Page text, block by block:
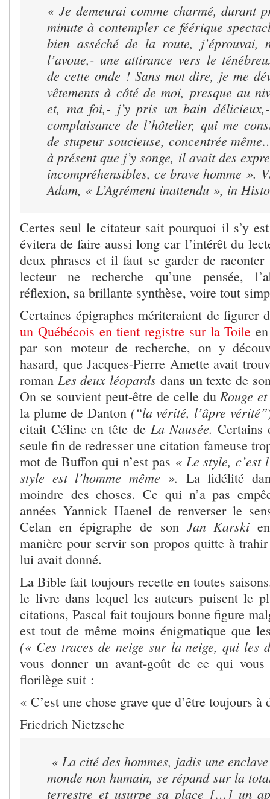
« Je demeurai comme charmé, durant
minute à contempler ce féérique
bien asséché de la route, j’éprouvai,
l’avoue,- une attirance vers le
de cette onde ! Sans mot dire, je me
vêtements à côté de moi, presque au
et, ma foi,- j’y pris un bain
complaisance de l’hôtelier, qui me
de stupeur soucieuse, concentrée
à présent que j’y songe, il avait des
incompréhensibles, ce brave homme ».
Adam, « L’Agrément inattendu », in
Certes seul le citateur sait pourquoi il s’y
évitera de faire aussi long car l’intérêt du
deux phrases et il faut se garder de
lecteur ne recherche qu’une pensée,
réflexion, sa brillante synthèse, voire tout
Certaines épigraphes mériteraient de figurer
un Québécois en tient registre sur la Toile
par son moteur de recherche, on y
hasard, que Jacques-Pierre Amette avait
roman Les deux léopards dans un texte de
On se souvient peut-être de celle duRouge
la plume de Danton (“la vérité, l’âpre vérité”
citait Céline en tête de La Nausée. Certains
seule fin de redresser une citation fameuse
mot de Buffon qui n’est pas « Le style, c’est
style est l’homme même ». La fidélité
moindre des choses. Ce qui n’a pas
années Yannick Haenel de renverser le
Celan en épigraphe de son Jan Karski
manière pour servir son propos quitte à
lui avait donné.
La Bible fait toujours recette en toutes
le livre dans lequel les auteurs puisent le
citations, Pascal fait toujours bonne figure
est tout de même moins énigmatique que
(« Ces traces de neige sur la neige, qui les
vous donner un avant-goût de ce qui
florilège suit :
« C’est une chose grave que d’être toujours à
Friedrich Nietzsche
« La cité des hommes, jadis une
monde non humain, se répand sur la
terrestre et usurpe sa place […] un